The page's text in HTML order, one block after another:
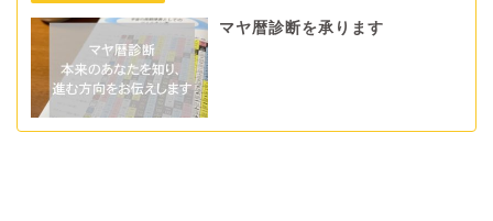
マヤ暦診断を承ります